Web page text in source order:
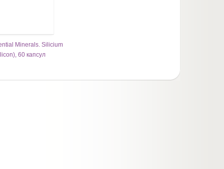
Minerals. Silicium
60 капсул